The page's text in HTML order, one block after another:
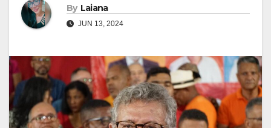
By Laiana
JUN 13, 2024